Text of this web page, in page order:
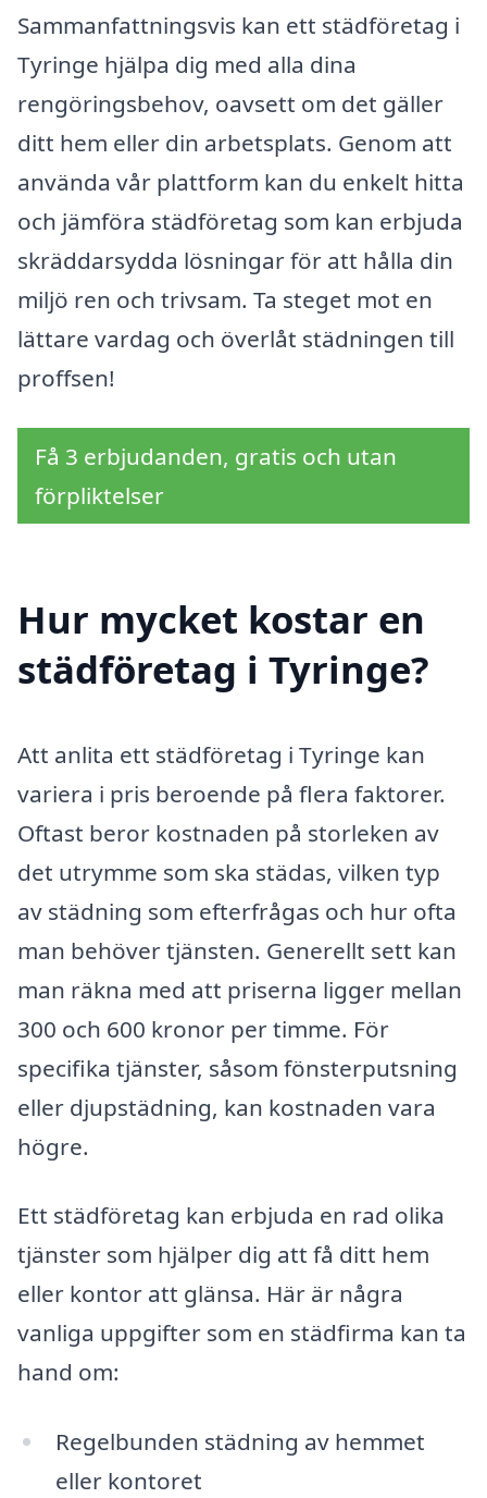
Sammanfattningsvis kan ett städföretag i
Tyringe hjälpa dig med alla dina
rengöringsbehov, oavsett om det gäller
ditt hem eller din arbetsplats. Genom att
använda vår plattform kan du enkelt hitta
och jämföra städföretag som kan erbjuda
skräddarsydda lösningar för att hålla din
miljö ren och trivsam. Ta steget mot en
lättare vardag och överlåt städningen till
proffsen!
Få 3 erbjudanden, gratis och utan
förpliktelser
Hur mycket kostar en
städföretag i Tyringe?
Att anlita ett städföretag i Tyringe kan
variera i pris beroende på flera faktorer.
Oftast beror kostnaden på storleken av
det utrymme som ska städas, vilken typ
av städning som efterfrågas och hur ofta
man behöver tjänsten. Generellt sett kan
man räkna med att priserna ligger mellan
300 och 600 kronor per timme. För
specifika tjänster, såsom fönsterputsning
eller djupstädning, kan kostnaden vara
högre.
Ett städföretag kan erbjuda en rad olika
tjänster som hjälper dig att få ditt hem
eller kontor att glänsa. Här är några
vanliga uppgifter som en städfirma kan ta
hand om:
Regelbunden städning av hemmet
eller kontoret